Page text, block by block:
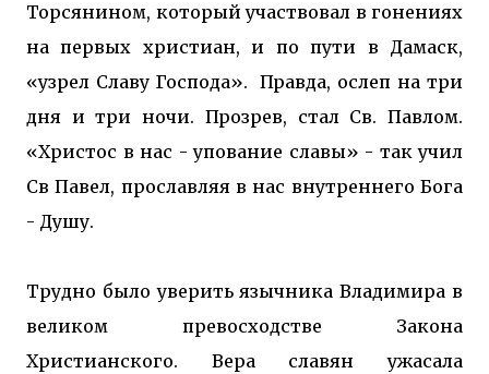
Торсянином, который участвовал в гонениях
на первых христиан, и по пути в Дамаск,
«узрел Славу Господа». Правда, ослеп на три
дня и три ночи. Прозрев, стал Св. Павлом.
«Христос в нас - упование славы» - так учил
Св Павел, прославляя в нас внутреннего Бога
- Душу.
Трудно было уверить язычника Владимира в
великом превосходстве Закона
Христианского. Вера славян ужасала